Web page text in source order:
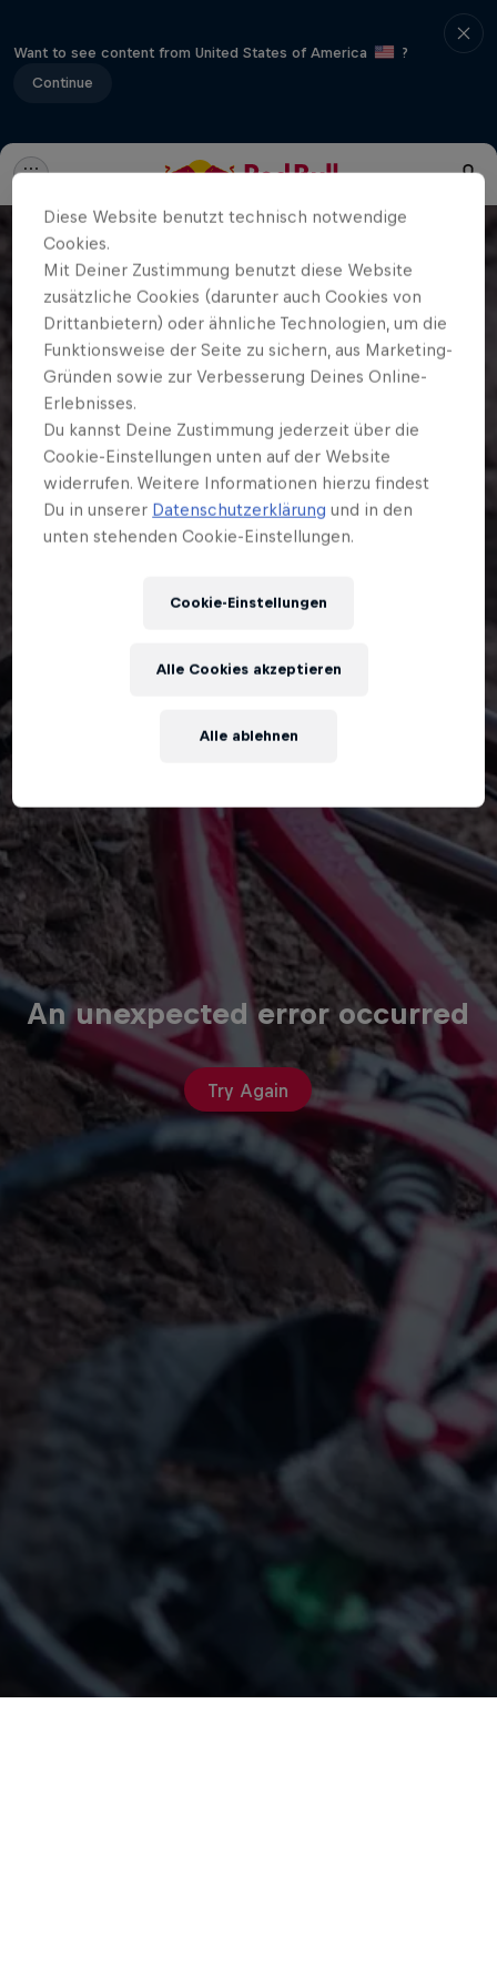
Want to see content from United States of America
?
Continue
An unexpected error occurred
Try Again
Diese Website benutzt technisch notwendige
Cookies.
Mit Deiner Zustimmung benutzt diese Website
zusätzliche Cookies (darunter auch Cookies von
Drittanbietern) oder ähnliche Technologien, um die
Funktionsweise der Seite zu sichern, aus Marketing-
Gründen sowie zur Verbesserung Deines Online-
Erlebnisses.
Du kannst Deine Zustimmung jederzeit über die
Cookie-Einstellungen unten auf der Website
widerrufen. Weitere Informationen hierzu findest
Du in unserer Datenschutzerklärung und in den
unten stehenden Cookie-Einstellungen.
Cookie-Einstellungen
Alle ablehnen
Alle Cookies akzeptieren